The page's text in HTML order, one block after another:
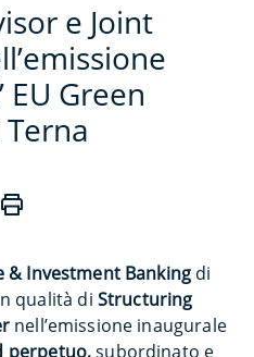
e Joint
EU Green
& Investment Banking di
qualità di Structuring
nell’emissione inaugurale
perpetuo,subordinato e